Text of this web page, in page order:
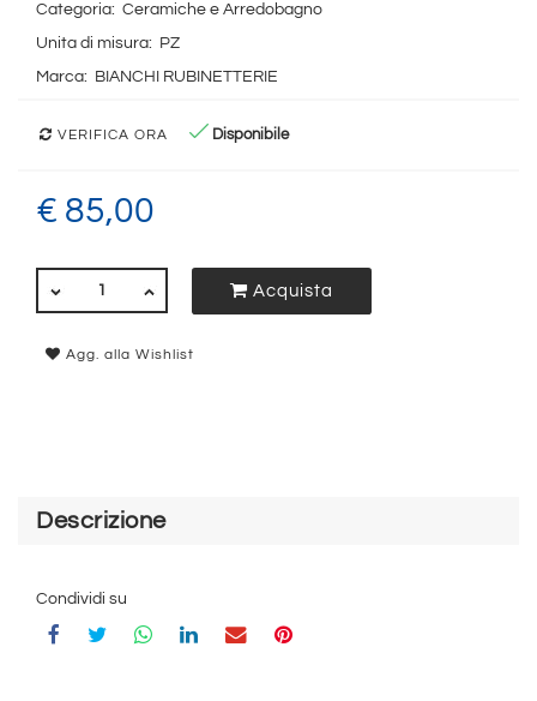
Categoria: Ceramiche e Arredobagno
Unita di misura:
PZ
Marca:
BIANCHI RUBINETTERIE
VERIFICA ORA Disponibile
€ 85,00
Acquista
Agg. alla Wishlist
Descrizione
Condividi su